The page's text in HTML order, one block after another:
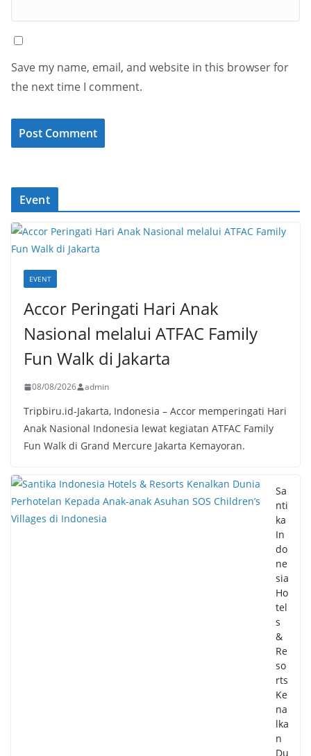
Save my name, email, and website in this browser for
the next time I comment.
Event
EVENT
Accor Peringati Hari Anak
Nasional melalui ATFAC Family
Fun Walk di Jakarta
08/08/2026 admin
Tripbiru.id-Jakarta, Indonesia – Accor memperingati Hari
Anak Nasional Indonesia lewat kegiatan ATFAC Family
Fun Walk di Grand Mercure Jakarta Kemayoran.
Sa
nti
ka
In
do
ne
sia
Ho
tel
s
&
Re
so
rts
Ke
na
lka
n
Du